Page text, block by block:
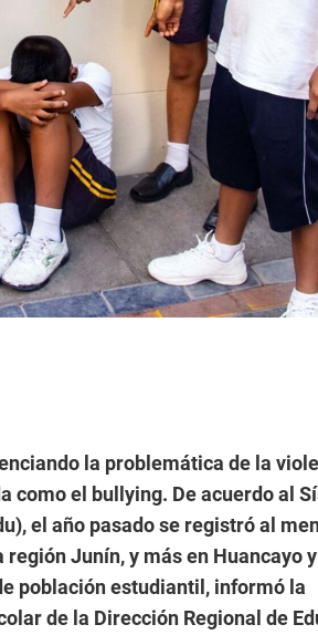
la problemática de la
como el bullying. De acuerdo al
el año pasado se registró al
Junín, y más en Huancayo y
población estudiantil, informó la
de la Dirección Regional de